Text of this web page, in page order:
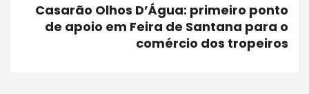
Casarão Olhos D’Água: primeiro ponto
de apoio em Feira de Santana para o
comércio dos tropeiros